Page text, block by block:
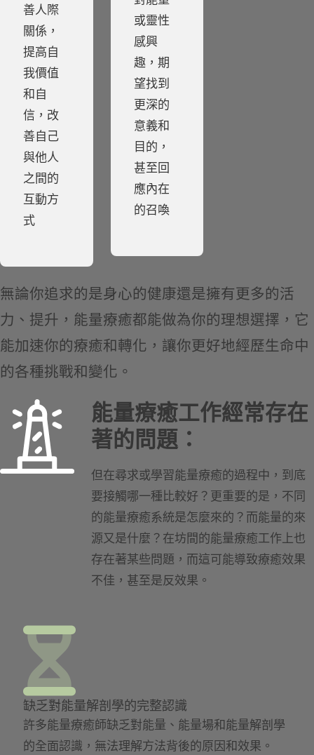
善人際
關係，
提高自
我價值
和自
信，改
善自己
與他人
之間的
互動方
式
或靈性
感興
趣，期
望找到
更深的
意義和
目的，
甚至回
應內在
的召喚
無論你追求的是身心的健康還是擁有更多的活
力、提升，能量療癒都能做為你的理想選擇，它
能加速你的療癒和轉化，讓你更好地經歷生命中
的各種挑戰和變化。
能量療癒工作經常存在
著的問題：
但在尋求或學習能量療癒的過程中，到底
要接觸哪一種比較好？更重要的是，不同
的能量療癒系統是怎麼來的？而能量的來
源又是什麼？在坊間的能量療癒工作上也
存在著某些問題，而這可能導致療癒效果
不佳，甚至是反效果。
缺乏對能量解剖學的完整認識
許多能量療癒師缺乏對能量、能量場和能量解剖學
的全面認識，無法理解方法背後的原因和效果。